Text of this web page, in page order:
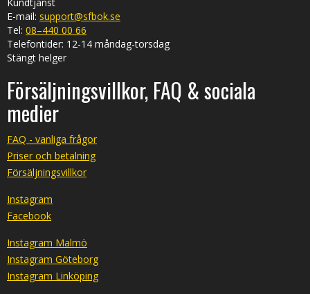
E-mail: support@sfbok.se
Tel: 08–440 00 66
Telefontider: 12-14 måndag-torsdag
Stängt helger
Försäljningsvillkor, FAQ & sociala
medier
FAQ - vanliga frågor
Priser och betalning
Försäljningsvillkor
Instagram
Facebook
Instagram Malmö
Instagram Göteborg
Instagram Linköping